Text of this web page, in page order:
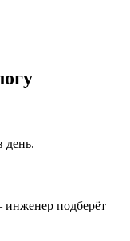
день.
инженер подберёт